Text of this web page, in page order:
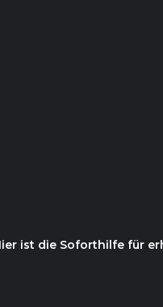
ist die Soforthilfe für